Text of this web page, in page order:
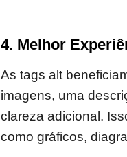
4. Melhor
As tags alt
imagens, uma
clareza adicional.
como gráficos,